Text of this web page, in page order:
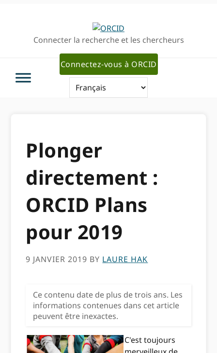
navigationConnecter la recherche et les chercheurs
Connectez-vous à ORCID
Plonger
directement :
ORCID Plans
pour 2019
9 JANVIER 2019 BY LAURE HAK
Ce contenu date de plus de trois ans. Les
informations contenues dans cet article
peuvent être inexactes.
C'est toujours